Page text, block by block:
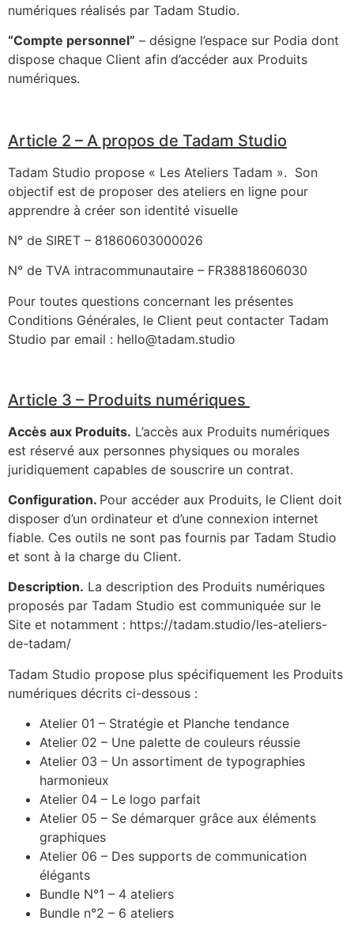
numériques réalisés par Tadam Studio.
“Compte personnel” – désigne l’espace sur Podia dont
dispose chaque Client afin d’accéder aux Produits
numériques.
Article 2 – A propos de Tadam Studio
Tadam Studio propose « Les Ateliers Tadam ». Son
objectif est de proposer des ateliers en ligne pour
apprendre à créer son identité visuelle
N° de SIRET – 81860603000026
N° de TVA intracommunautaire – FR38818606030
Pour toutes questions concernant les présentes
Conditions Générales, le Client peut contacter Tadam
Studio par email : hello@tadam.studio
Article 3 – Produits numériques
Accès aux Produits. L’accès aux Produits numériques
est réservé aux personnes physiques ou morales
juridiquement capables de souscrire un contrat.
Configuration. Pour accéder aux Produits, le Client doit
disposer d’un ordinateur et d’une connexion internet
fiable. Ces outils ne sont pas fournis par Tadam Studio
et sont à la charge du Client.
Description. La description des Produits numériques
proposés par Tadam Studio est communiquée sur le
Site et notamment : https://tadam.studio/les-ateliers-
de-tadam/
Tadam Studio propose plus spécifiquement les Produits
numériques décrits ci-dessous :
Atelier 01 – Stratégie et Planche tendance
Atelier 02 – Une palette de couleurs réussie
Atelier 03 – Un assortiment de typographies
harmonieux
Atelier 04 – Le logo parfait
Atelier 05 – Se démarquer grâce aux éléments
graphiques
Atelier 06 – Des supports de communication
élégants
Bundle N°1 – 4 ateliers
Bundle n°2 – 6 ateliers